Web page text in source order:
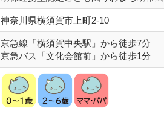
神奈川県横須賀市上町2-10
京急線「横須賀中央駅」から徒歩7分
京急バス「文化会館前」から徒歩1分